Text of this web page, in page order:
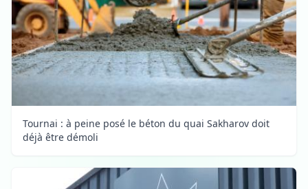
Tournai : à peine posé le béton du quai Sakharov doit
déjà être démoli